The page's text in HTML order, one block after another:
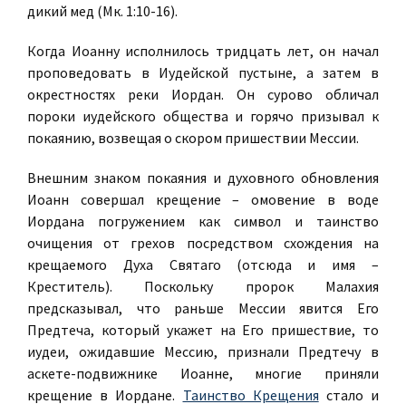
дикий мед (Мк. 1:10-16).
Когда Иоанну исполнилось тридцать лет, он начал
проповедовать в Иудейской пустыне, а затем в
окрестностях реки Иордан. Он сурово обличал
пороки иудейского общества и горячо призывал к
покаянию, возвещая о скором пришествии Мессии.
Внешним знаком покаяния и духовного обновления
Иоанн совершал крещение – омовение в воде
Иордана погружением как символ и таинство
очищения от грехов посредством схождения на
крещаемого Духа Святаго (отсюда и имя –
Креститель). Поскольку пророк Малахия
предсказывал, что раньше Мессии явится Его
Предтеча, который укажет на Его пришествие, то
иудеи, ожидавшие Мессию, признали Предтечу в
аскете-подвижнике Иоанне, многие приняли
крещение в Иордане. Таинство Крещения стало и